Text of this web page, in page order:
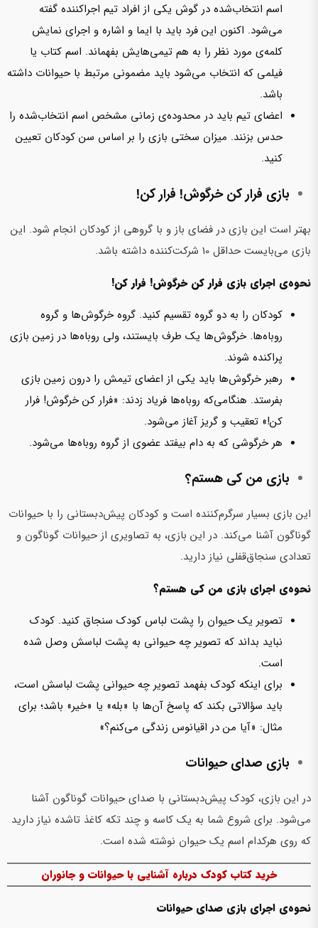
اسم انتخاب‌شده در گوش یکی از افراد تیم اجراکننده گفته
می‌شود. اکنون این فرد باید با ایما و اشاره و اجرای نمایش
کلمه‌ی مورد نظر را به هم تیمی‌هایش بفهماند. اسم کتاب یا
فیلمی که انتخاب می‌شود باید مضمونی مرتبط با حیوانات داشته
باشد.
اعضای تیم باید در محدوده‌ی زمانی مشخص اسم انتخاب‌شده را
حدس بزنند. میزان سختی بازی را بر اساس سن کودکان تعیین
کنید.
بازی فرار کن خرگوش! فرار کن!
بهتر است این بازی در فضای باز و با گروهی از کودکان انجام شود. این
بازی می‌بایست حداقل 10 شرکت‌کننده داشته باشد.
نحوه‌ی اجرای بازی فرار کن خرگوش! فرار کن!
کودکان را به دو گروه تقسیم کنید. گروه خرگوش‌ها و گروه
روباه‌ها. خرگوش‌ها یک طرف بایستند، ولی روباه‌ها در زمین بازی
پراکنده شوند.
رهبر خرگوش‌ها باید یکی از اعضای تیمش را درون زمین بازی
بفرستد. هنگامی‌که روباه‌ها فریاد زدند: «فرار کن خرگوش! فرار
کن!» تعقیب و گریز آغاز می‌شود.
هر خرگوشی که به دام بیفتد عضوی از گروه روباه‌ها می‌شود.
بازی من کی هستم؟
این بازی بسیار سرگرم‌کننده است و کودکان پیش‌دبستانی را با حیوانات
گوناگون آشنا می‌کند. در این بازی، به تصاویری از حیوانات گوناگون و
تعدادی سنجاق‌قفلی نیاز دارید.
نحوه‌ی اجرای بازی من کی هستم؟
تصویر یک حیوان را پشت لباس کودک سنجاق کنید. کودک
نباید بداند که تصویر چه حیوانی به پشت لباسش وصل شده
است.
برای اینکه کودک بفهمد تصویر چه حیوانی پشت لباسش است،
باید سؤالاتی بکند که پاسخ آن‌ها با «بله» یا «خیر» باشد؛ برای
مثال: «آیا من در اقیانوس زندگی می‌کنم؟»
بازی صدای حیوانات
در این بازی، کودک پیش‌دبستانی با صدای حیوانات گوناگون آشنا
می‌شود. برای شروع شما به یک کاسه و چند تکه کاغذ تاشده نیاز دارید
که روی هرکدام اسم یک حیوان نوشته شده است.
خرید کتاب کودک درباره آشنایی با حیوانات و جانوران
نحوه‌ی اجرای بازی صدای حیوانات